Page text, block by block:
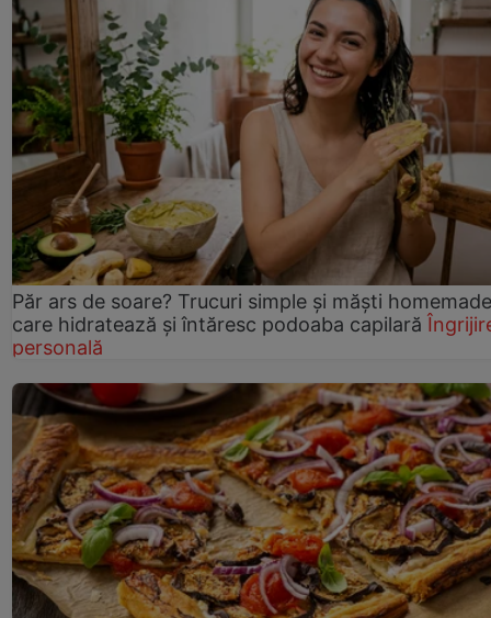
Păr ars de soare? Trucuri simple și măști homemade
care hidratează și întăresc podoaba capilară
personală